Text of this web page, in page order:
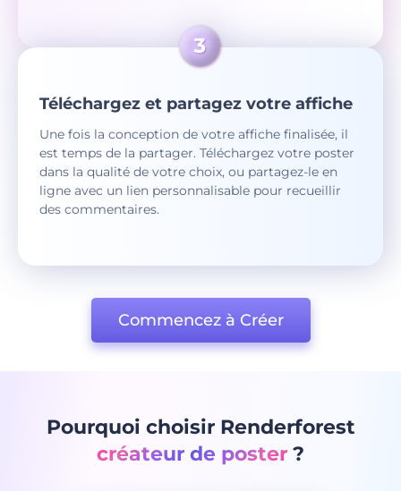
Téléchargez et partagez votre affiche
Une fois la conception de votre affiche finalisée, il
est temps de la partager. Téléchargez votre poster
dans la qualité de votre choix, ou partagez-le en
ligne avec un lien personnalisable pour recueillir
des commentaires.
Commencez à Créer
Pourquoi choisir Renderforest
créateur de poster ?